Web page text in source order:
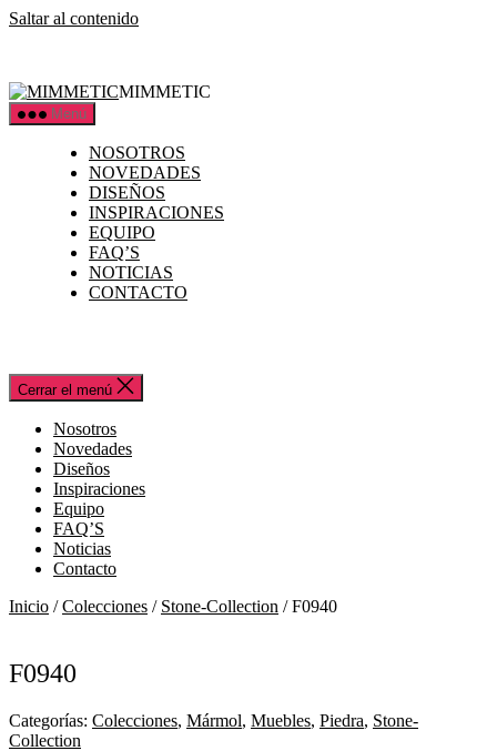
Saltar al contenido
MIMMETIC
Menú
NOSOTROS
NOVEDADES
DISEÑOS
INSPIRACIONES
EQUIPO
FAQ’S
NOTICIAS
CONTACTO
Cerrar el menú
Nosotros
Novedades
Diseños
Inspiraciones
Equipo
FAQ’S
Noticias
Contacto
Inicio /Colecciones / Stone-Collection / F0940
F0940
Categorías: Colecciones, Mármol, Muebles, Piedra, Stone-
Collection